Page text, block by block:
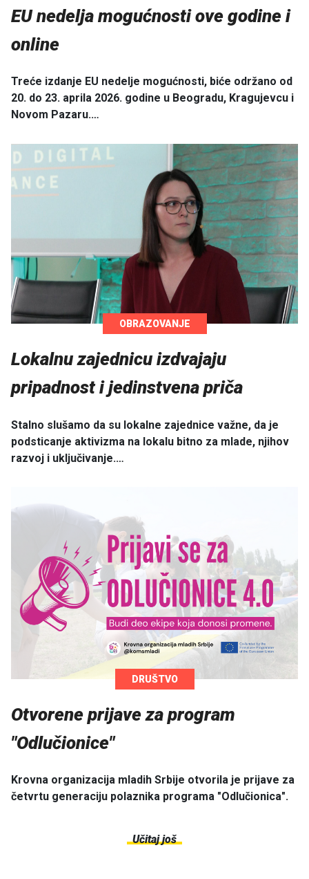
EU nedelja mogućnosti ove godine i
online
Treće izdanje EU nedelje mogućnosti, biće održano od
20. do 23. aprila 2026. godine u Beogradu, Kragujevcu i
Novom Pazaru.…
OBRAZOVANJE
Lokalnu zajednicu izdvajaju
pripadnost i jedinstvena priča
Stalno slušamo da su lokalne zajednice važne, da je
podsticanje aktivizma na lokalu bitno za mlade, njihov
razvoj i uključivanje.…
DRUŠTVO
Otvorene prijave za program
"Odlučionice"
Krovna organizacija mladih Srbije otvorila je prijave za
četvrtu generaciju polaznika programa "Odlučionica".
Učitaj još